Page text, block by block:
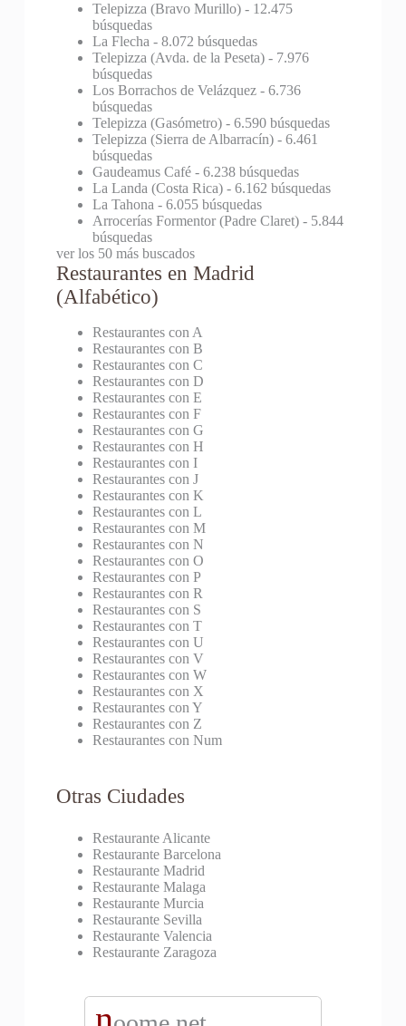
Telepizza (Bravo Murillo)- 12.475
búsquedas
La Flecha - 8.072 búsquedas
Telepizza (Avda. de la Peseta)- 7.976
búsquedas
Los Borrachos de Velázquez- 6.736
búsquedas
Telepizza (Gasómetro)- 6.590 búsquedas
Telepizza (Sierra de Albarracín)- 6.461
búsquedas
Gaudeamus Café- 6.238 búsquedas
La Landa (Costa Rica)- 6.162 búsquedas
La Tahona - 6.055 búsquedas
Arrocerías Formentor (Padre Claret)- 5.844
búsquedas
ver los 50 más buscados
Restaurantes en Madrid
(Alfabético)
Restaurantes con A
Restaurantes con B
Restaurantes con C
Restaurantes con D
Restaurantes con E
Restaurantes con F
Restaurantes con G
Restaurantes con H
Restaurantes con I
Restaurantes con J
Restaurantes con K
Restaurantes con L
Restaurantes con M
Restaurantes con N
Restaurantes con O
Restaurantes con P
Restaurantes con R
Restaurantes con S
Restaurantes con T
Restaurantes con U
Restaurantes con V
Restaurantes con W
Restaurantes con X
Restaurantes con Y
Restaurantes con Z
Restaurantes con Num
Otras Ciudades
Restaurante Alicante
Restaurante Barcelona
Restaurante Madrid
Restaurante Malaga
Restaurante Murcia
Restaurante Sevilla
Restaurante Valencia
Restaurante Zaragoza